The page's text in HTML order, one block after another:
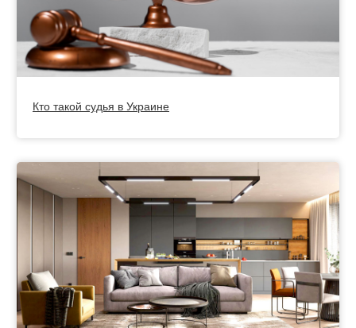
Кто такой судья в Украине